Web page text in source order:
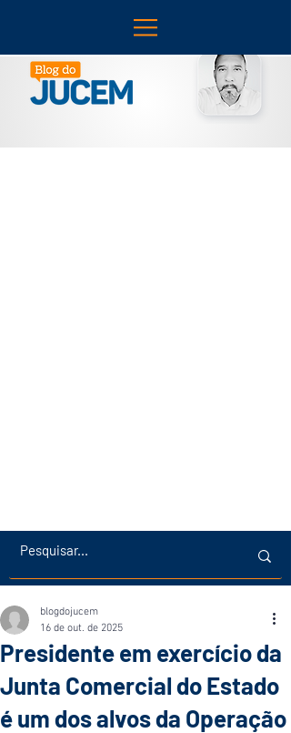
Presidente em exercício da
Junta Comercial do Estado
é um dos alvos da Operação
blogdojucem
16 de out. de 2025